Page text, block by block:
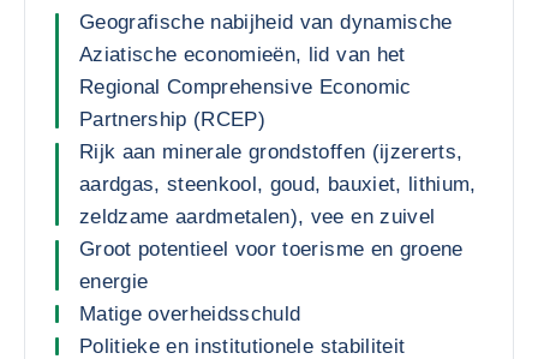
Geografische nabijheid van dynamische
Aziatische economieën, lid van het
Regional Comprehensive Economic
Partnership (RCEP)
Rijk aan minerale grondstoffen (ijzererts,
aardgas, steenkool, goud, bauxiet, lithium,
zeldzame aardmetalen), vee en zuivel
Groot potentieel voor toerisme en groene
energie
Matige overheidsschuld
Politieke en institutionele stabiliteit